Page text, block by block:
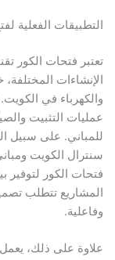
الفعلية لفتح
فتحات الكور تقنية
المختلفة،
في الكويت.
التثبيت والصيانة،
على سبيل المثال،
الكويت ومباني
الكور لتوفير بيئة
تتطلب تصميمات
على ذلك، يعمل